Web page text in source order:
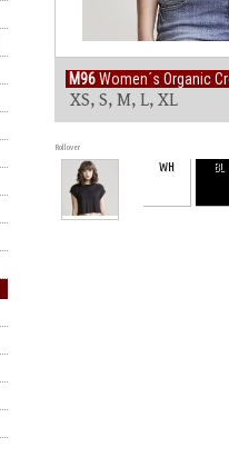
M96Women´s Organic
XS, S, M, L, XL
Rollover
WH BL